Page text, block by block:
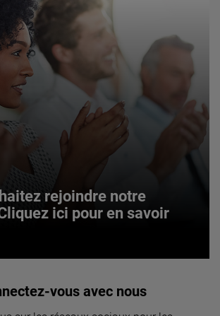
rejoindre notre
ici pour en savoir
rejoindre notre
vous avec nous